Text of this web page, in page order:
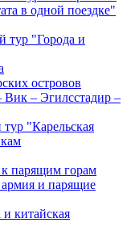
в одной поездке"
"Города и
островов
Вик – Эгилсстадир –
"Карельская
парящим горам
и парящие
китайская